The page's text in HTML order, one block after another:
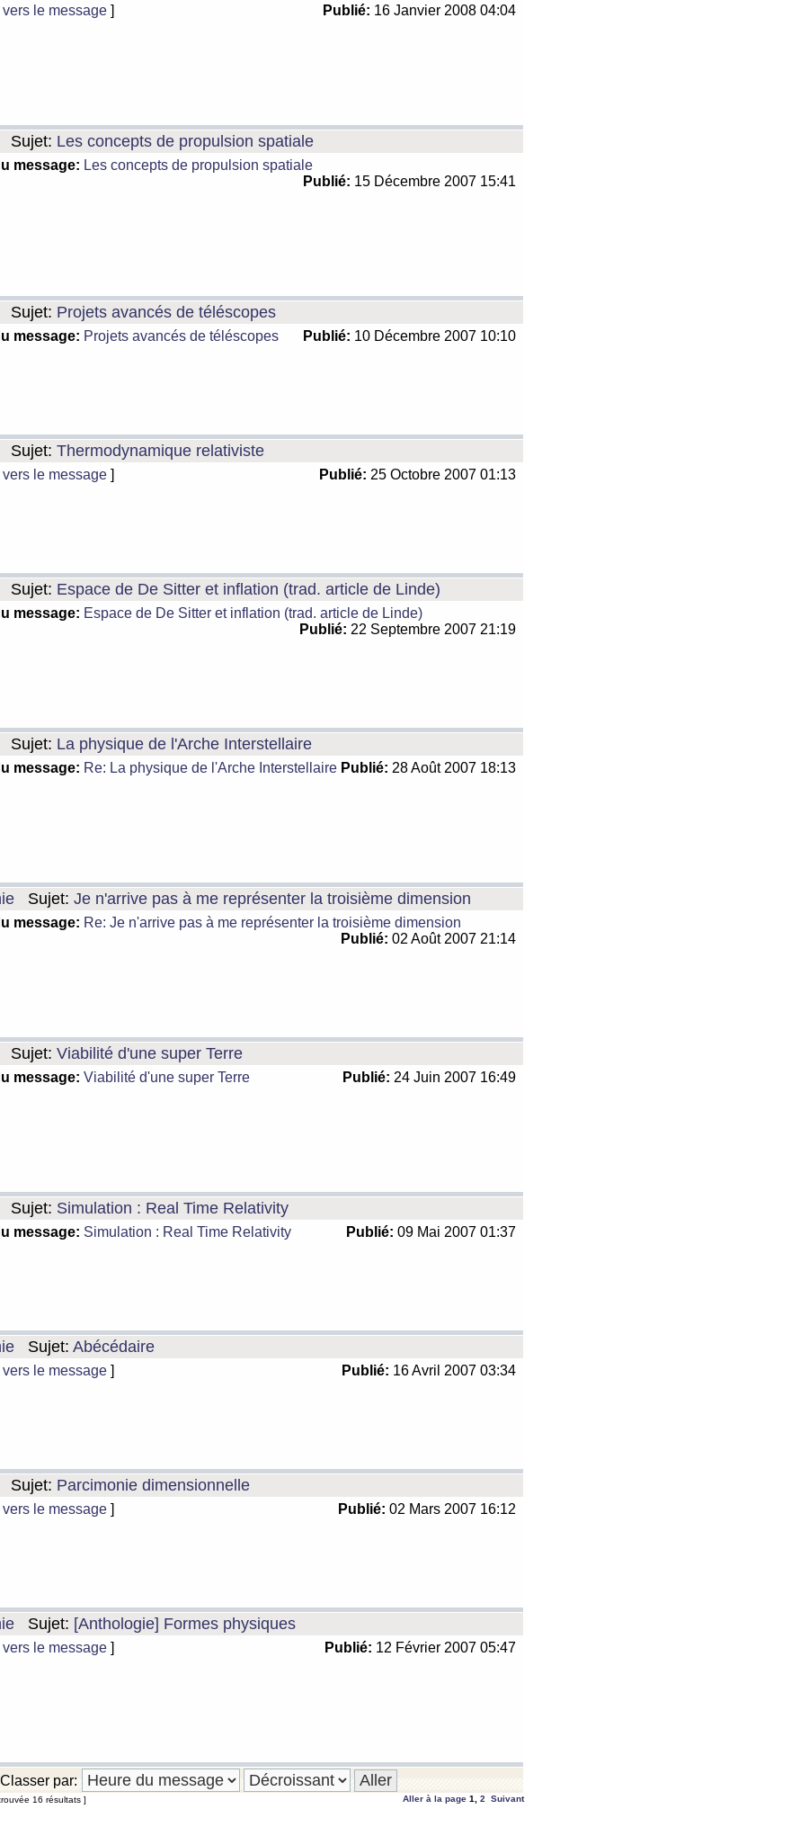
vers le message ] Publié: 16 Janvier 2008 04:04
Sujet: Les concepts de propulsion spatiale
message: Les concepts de propulsion spatiale
Publié: 15 Décembre 2007 15:41
Sujet: Projets avancés de téléscopes
message: Projets avancés de téléscopes Publié: 10 Décembre 2007 10:10
Sujet: Thermodynamique relativiste
vers le message ] Publié: 25 Octobre 2007 01:13
Sujet: Espace de De Sitter et inflation (trad. article de Linde)
message: Espace de De Sitter et inflation (trad. article de Linde)
Publié: 22 Septembre 2007 21:19
Sujet: La physique de l'Arche Interstellaire
message: Re: La physique de l'Arche Interstellaire Publié: 28 Août 2007 18:13
Sujet: Je n'arrive pas à me représenter la troisième dimension
message: Re: Je n'arrive pas à me représenter la troisième dimension
Publié: 02 Août 2007 21:14
Sujet: Viabilité d'une super Terre
message: Viabilité d'une super Terre Publié: 24 Juin 2007 16:49
Sujet: Simulation : Real Time Relativity
message: Simulation : Real Time Relativity Publié: 09 Mai 2007 01:37
Sujet: Abécédaire
vers le message ] Publié: 16 Avril 2007 03:34
Sujet: Parcimonie dimensionnelle
vers le message ] Publié: 02 Mars 2007 16:12
Sujet: [Anthologie] Formes physiques
vers le message ] Publié: 12 Février 2007 05:47
Classer par:
16 résultats ] Aller à la page 1 2 Suivant